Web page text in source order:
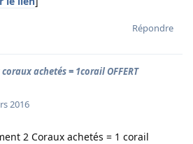
Répondre
achetés = 1corail OFFERT
2016
2 Coraux achetés = 1 corail